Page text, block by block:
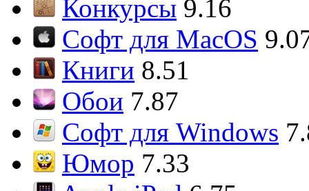
Конкурсы 9.16
Софт для MacOS
Книги 8.51
Обои 7.87
Софт для Windows
Юмор 7.33